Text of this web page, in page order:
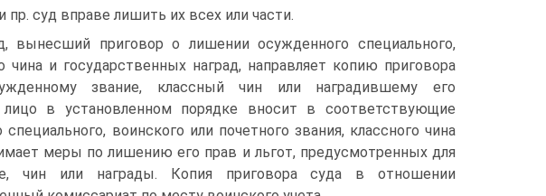
пр. суд вправе лишить их всех или части.
приговор о лишении осужденного специального,
чина и государственных наград, направляет копию приговора
звание, классный чин или наградившему его
лицо в установленном порядке вносит в соответствующие
воинского или почетного звания, классного чина
меры по лишению его прав и льгот, предусмотренных для
чин или награды. Копия приговора суда в отношении